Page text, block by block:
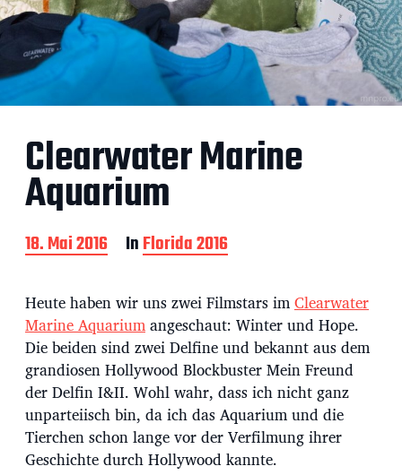
Clearwater Marine
Aquarium
B
e
t
r
a
g
s
d
a
t
u
m
18. Mai 2016 InFlorida 2016
Heute haben wir uns zwei Filmstars imClearwater
Marine Aquariumangeschaut: Winter und Hope.
Die beiden sind zwei Delfine und bekannt aus dem
grandiosen Hollywood Blockbuster Mein Freund
der Delfin I&II. Wohl wahr, dass ich nicht ganz
unparteiisch bin, da ich das Aquarium und die
Tierchen schon lange vor der Verfilmung ihrer
Geschichte durch Hollywood kannte.